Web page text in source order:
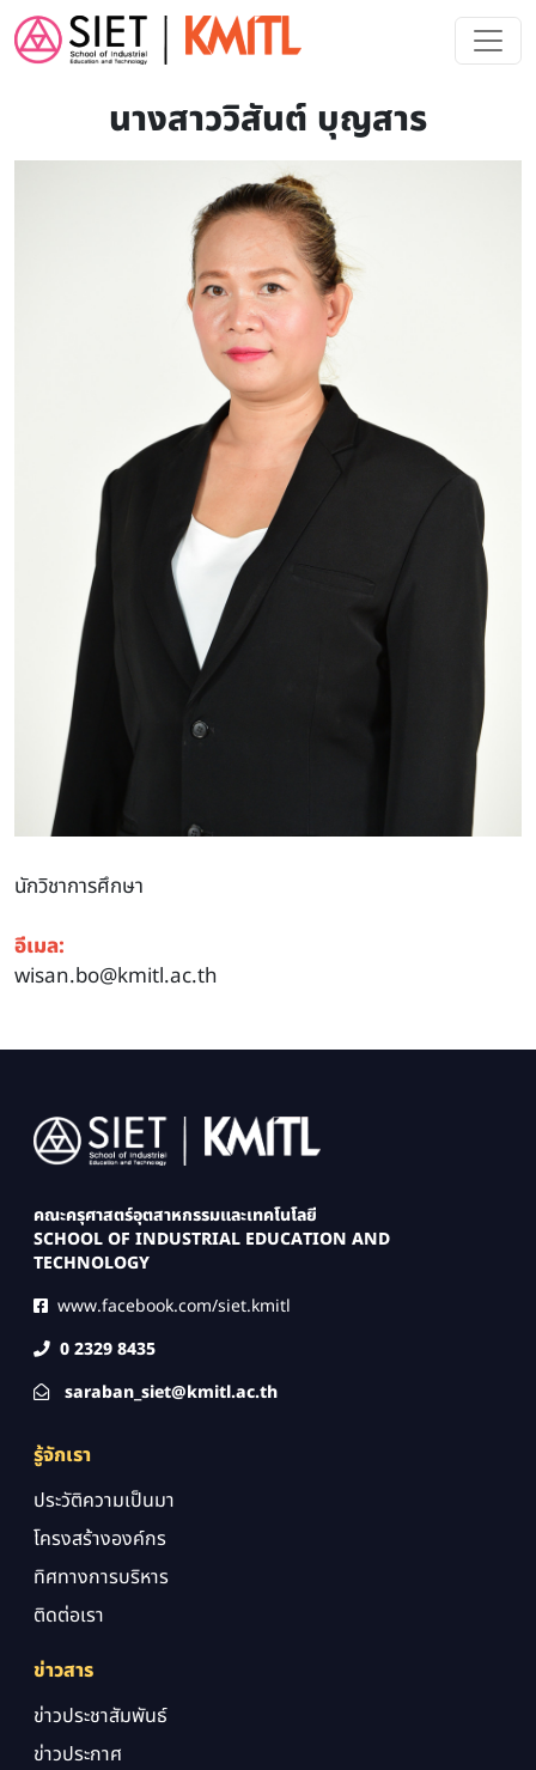
Skip to main content
นางสาววิสันต์ บุญสาร
นักวิชาการศึกษา
อีเมล:
wisan.bo@kmitl.ac.th
Image
คณะครุศาสตร์อุตสาหกรรมและเทคโนโลยี
SCHOOL OF INDUSTRIAL EDUCATION AND
TECHNOLOGY
www.facebook.com/siet.kmitl
0 2329 8435
saraban_siet@kmitl.ac.th
รู้จักเรา
ประวัติความเป็นมา
โครงสร้างองค์กร
ทิศทางการบริหาร
ติดต่อเรา
ข่าวสาร
ข่าวประชาสัมพันธ์
ข่าวประกาศ